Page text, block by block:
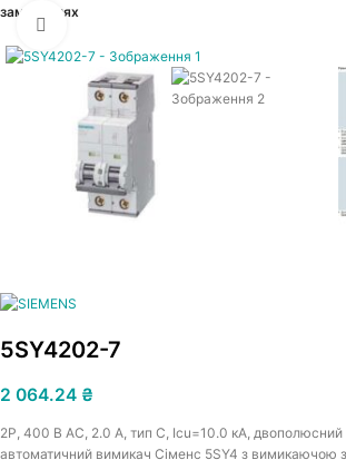
замиканнях
5SY4202-7
2 064.24 ₴
2Р, 400 В АС, 2.0 A, тип C, Icu=10.0 кА,
автоматичний вимикач Сіменс 5SY4 з вимикаючою